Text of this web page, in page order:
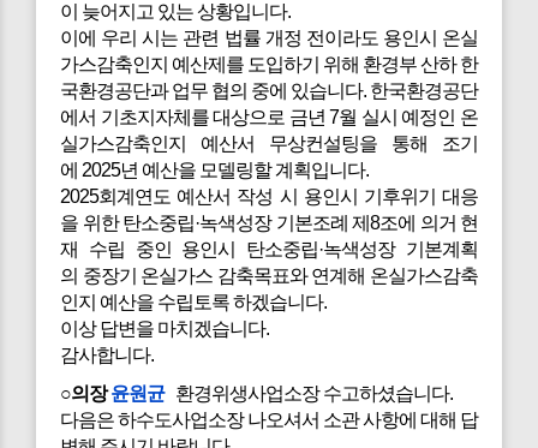
이 늦어지고 있는 상황입니다.
이에 우리 시는 관련 법률 개정 전이라도 용인시 온실
가스감축인지 예산제를 도입하기 위해 환경부 산하 한
국환경공단과 업무 협의 중에 있습니다. 한국환경공단
에서 기초지자체를 대상으로 금년 7월 실시 예정인 온
실가스감축인지 예산서 무상컨설팅을 통해 조기
에 2025년 예산을 모델링할 계획입니다.
2025회계연도 예산서 작성 시 용인시 기후위기 대응
을 위한 탄소중립·녹색성장 기본조례 제8조에 의거 현
재 수립 중인 용인시 탄소중립·녹색성장 기본계획
의 중장기 온실가스 감축목표와 연계해 온실가스감축
인지 예산을 수립토록 하겠습니다.
이상 답변을 마치겠습니다.
감사합니다.
○의장윤원균환경위생사업소장 수고하셨습니다.
다음은 하수도사업소장 나오셔서 소관 사항에 대해 답